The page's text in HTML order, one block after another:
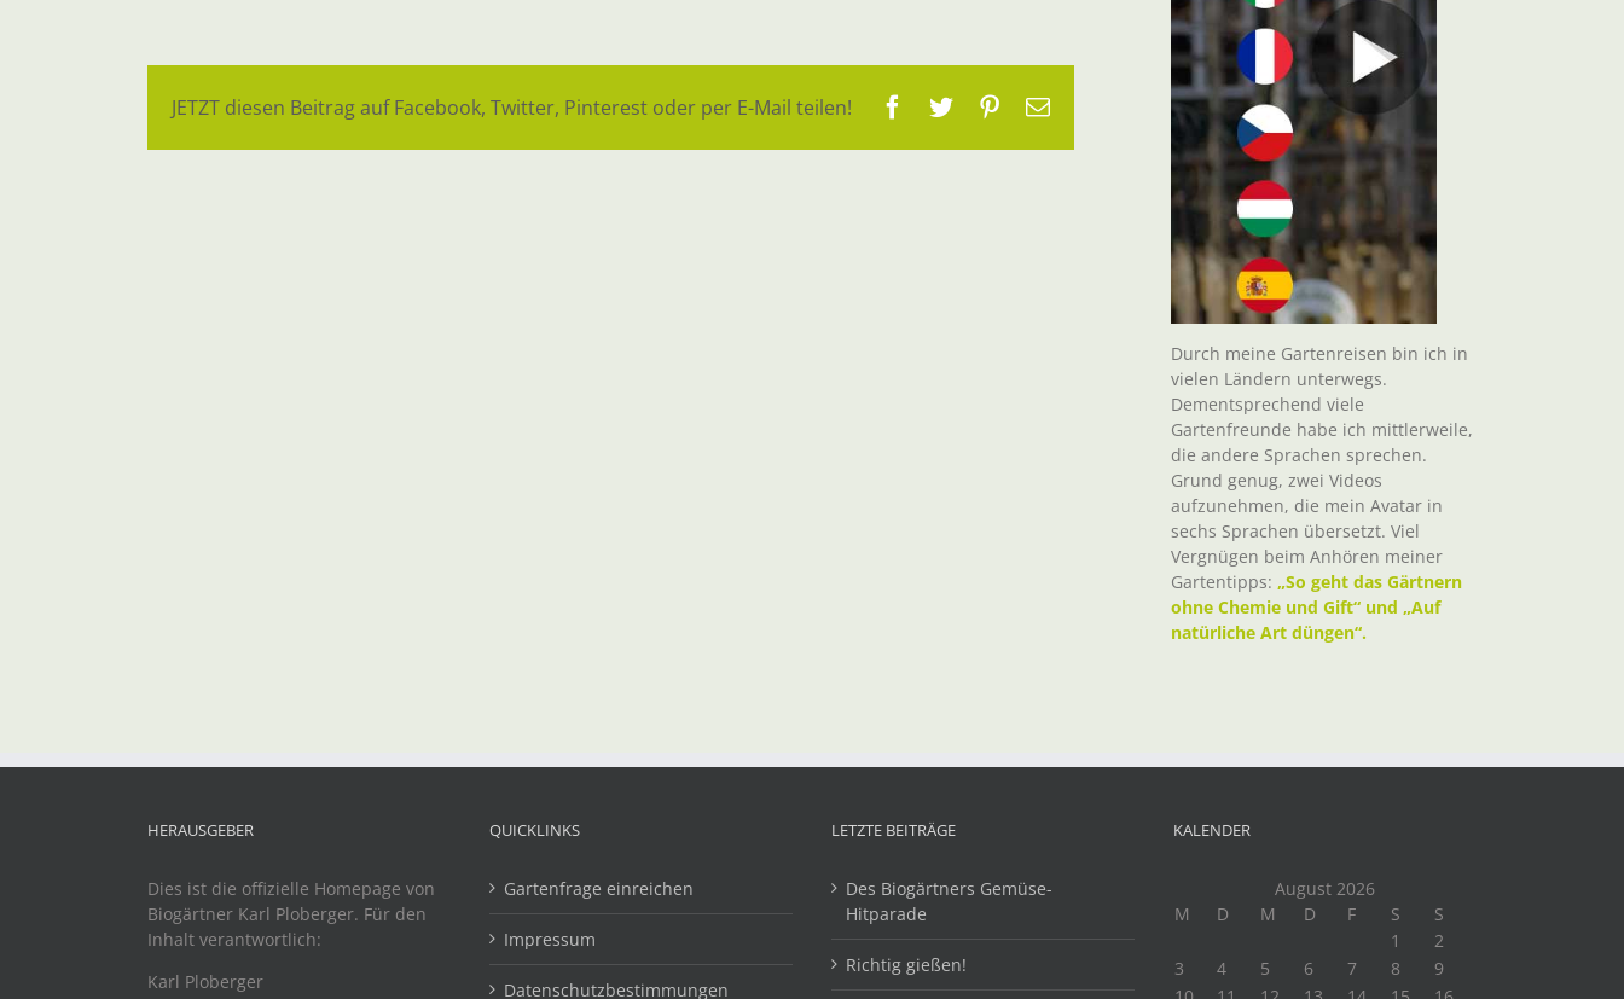
JETZT diesen Beitrag auf Facebook, Twitter, Pinterest oder per E-Mail teilen! Facebook
TwitterPinterest
E-
Durch meine Gartenreisen bin ich in
vielen Ländern unterwegs.
Dementsprechend viele
Gartenfreunde habe ich mittlerweile,
die andere Sprachen sprechen.
Grund genug, zwei Videos
aufzunehmen, die mein Avatar in
sechs Sprachen übersetzt. Viel
Vergnügen beim Anhören meiner
Gartentipps: „So geht das Gärtnern
ohne Chemie und Gift“ und „Auf
natürliche Art düngen“.
HERAUSGEBER
Dies ist die offizielle Homepage von
Biogärtner Karl Ploberger. Für den
Inhalt verantwortlich:
Karl Ploberger
QUICKLINKS
Gartenfrage einreichen
Impressum
Datenschutzbestimmungen
LETZTE BEITRÄGE
Des Biogärtners Gemüse-
Hitparade
Richtig gießen!
KALENDER
August 2026
M
D M D F S
S
1
2
3
4 5 6 7 8
9